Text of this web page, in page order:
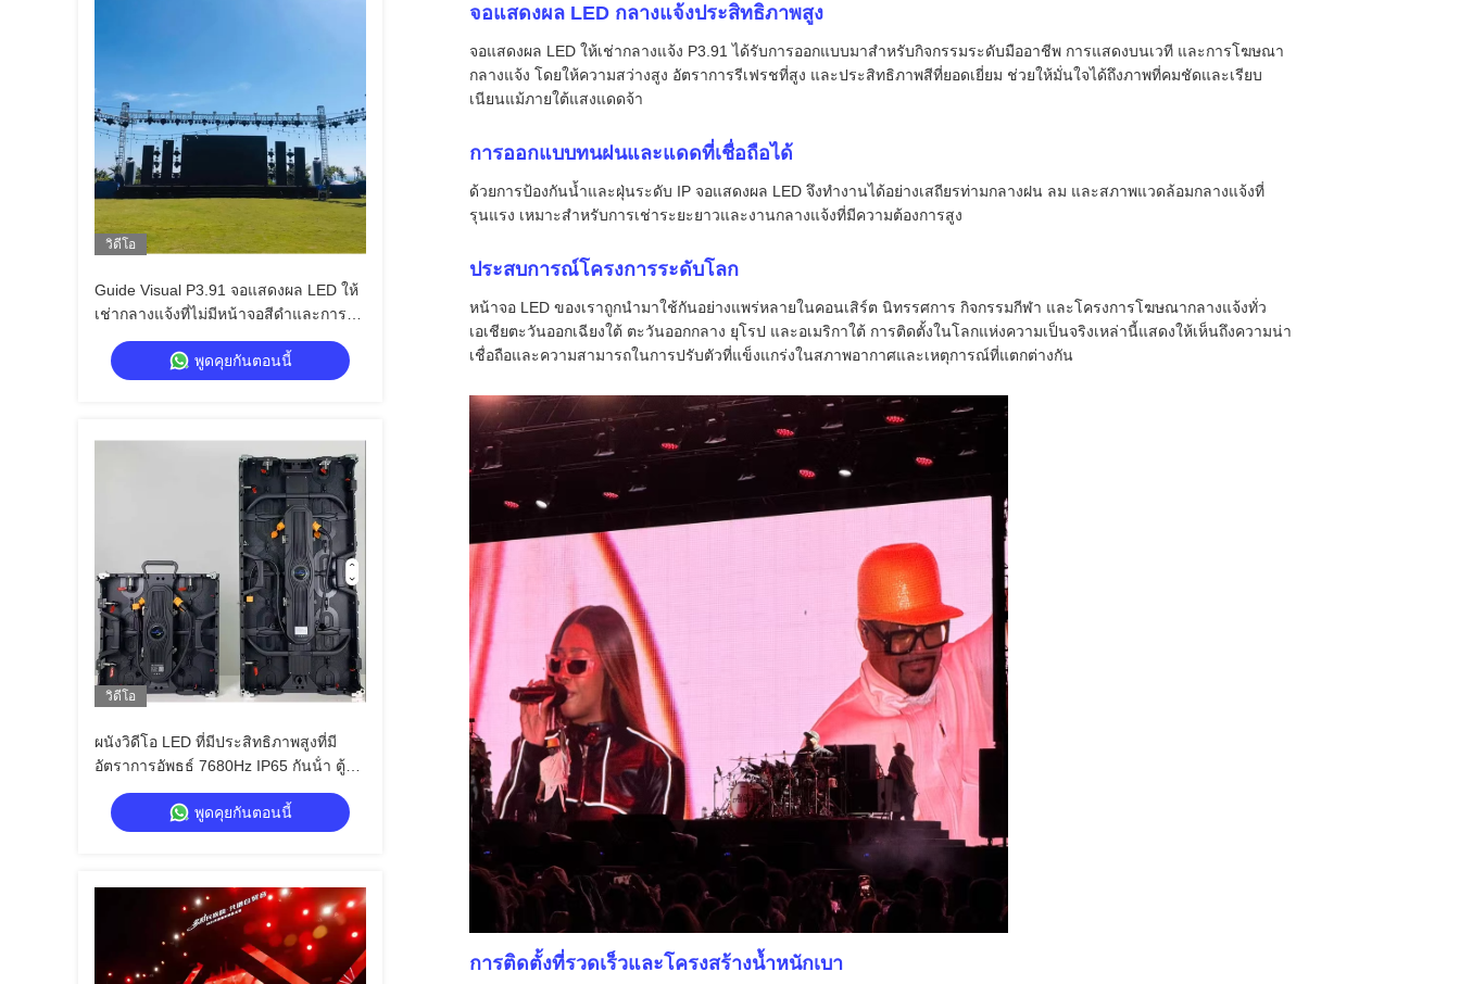
วิดีโอ
Guide Visual P3.91 จอแสดงผล LED ให้
เช่ากลางแจ้งที่ไม่มีหน้าจอสีดำและการ
รีเฟรชสูง
พูดคุยกันตอนนี้
วิดีโอ
ผนังวิดีโอ LED ที่มีประสิทธิภาพสูงที่มี
อัตราการอัพธธ์ 7680Hz IP65 กันน้ํา ตู้
อัลลูมิเนียมสําหรับกิจกรรม
พูดคุยกันตอนนี้
จอแสดงผล LED กลางแจ้งประสิทธิภาพสูง
จอแสดงผล LED ให้เช่ากลางแจ้ง P3.91 ได้รับการออกแบบมาสำหรับกิจกรรมระดับมืออาชีพ การแสดงบนเวที และการโฆษณา
กลางแจ้ง โดยให้ความสว่างสูง อัตราการรีเฟรชที่สูง และประสิทธิภาพสีที่ยอดเยี่ยม ช่วยให้มั่นใจได้ถึงภาพที่คมชัดและเรียบ
เนียนแม้ภายใต้แสงแดดจ้า
การออกแบบทนฝนและแดดที่เชื่อถือได้
ด้วยการป้องกันน้ำและฝุ่นระดับ IP จอแสดงผล LED จึงทำงานได้อย่างเสถียรท่ามกลางฝน ลม และสภาพแวดล้อมกลางแจ้งที่
รุนแรง เหมาะสำหรับการเช่าระยะยาวและงานกลางแจ้งที่มีความต้องการสูง
ประสบการณ์โครงการระดับโลก
หน้าจอ LED ของเราถูกนำมาใช้กันอย่างแพร่หลายในคอนเสิร์ต นิทรรศการ กิจกรรมกีฬา และโครงการโฆษณากลางแจ้งทั่ว
เอเชียตะวันออกเฉียงใต้ ตะวันออกกลาง ยุโรป และอเมริกาใต้ การติดตั้งในโลกแห่งความเป็นจริงเหล่านี้แสดงให้เห็นถึงความน่า
เชื่อถือและความสามารถในการปรับตัวที่แข็งแกร่งในสภาพอากาศและเหตุการณ์ที่แตกต่างกัน
การติดตั้งที่รวดเร็วและโครงสร้างน้ำหนักเบา